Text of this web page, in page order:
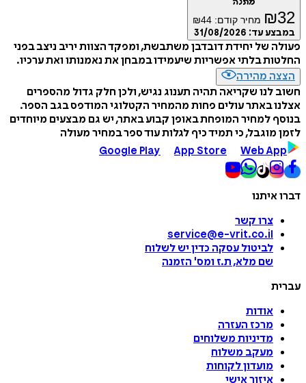
מתנה
₪32 מחיר קודם: ₪44
במבצע עד: 31/08/2026
פעולה של יחידת דובדבן משתבשת, ומפקד הצוות יריב ניצב בפני
החלטות בלתי אפשריות שיעמידו במבחן את נאמנותו ואת ערכיו.
הצצה מהירה
חשוב לנו שקריאה תהיה תענוג נגיש, ולכן חלק גדול מהספרים
אצלנו באתר עולים פחות מהמחיר הקטלוגי המודפס בגב הספר.
בנוסף למחיר המופחת באופן קבוע באתר, יש גם מבצעים מיוחדים
לזמן מוגבל, כי תמיד כיף לגלות עוד ספר במחיר מעולה
Google Play
App Store Web App
דברו איתנו
צרו קשר
service@e-vrit.co.il
לביטול עסקה כדין יש לשלוח
שם מלא, ת.ז ומס' הזמנה
עברית
אודות
מרכז העזרה
מדיניות משלוחים
מעקב משלוח
מועדון לקוחות
איזור אישי